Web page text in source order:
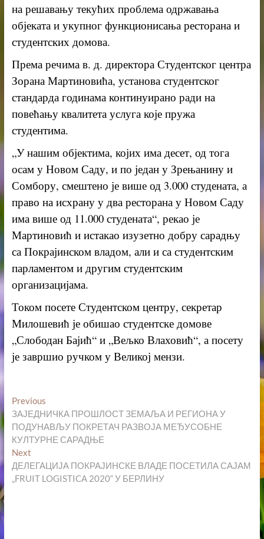
на решавању текућих проблема одржавања
објеката и укупног функционисања ресторана и
студентских домова.
Према речима в. д. директора Студентског центра
Зорана Мартиновића, установа студентског
стандарда годинама континуирано ради на
повећању квалитета услуга које пружа
студентима.
„У нашим објектима, којих има десет, од тога
осам у Новом Саду, и по један у Зрењанину и
Сомбору, смештено је више од 3.000 студената, а
право на исхрану у два ресторана у Новом Саду
има више од 11.000 студената“, рекао је
Мартиновић и истакао изузетно добру сарадњу
са Покрајинском владом, али и са студентским
парламентом и другим студентским
организацијама.
Током посете Студентском центру, секретар
Милошевић је обишао студентске домове
„Слободан Бајић“ и „Вељко Влаховић“, а посету
је завршио ручком у Великој мензи.
Кретање
чланка
PreviousPrevious
post:
ЗАЈЕДНИЧКА ПРОШЛОСТ ЗЕМАЉА И РЕГИОНА У
ПОДУНАВЉУ ПОКРЕТАЧ РАЗВОЈА МЕЂУСОБНЕ
КУЛТУРНЕ САРАДЊЕ
NextNext
post:
ДЕЛЕГАЦИЈА ПОКРАЈИНСКЕ ВЛАДЕ ПОСЕТИЛА САЈАМ
„FRUIT LOGISTICА 2020“ У БЕРЛИНУ